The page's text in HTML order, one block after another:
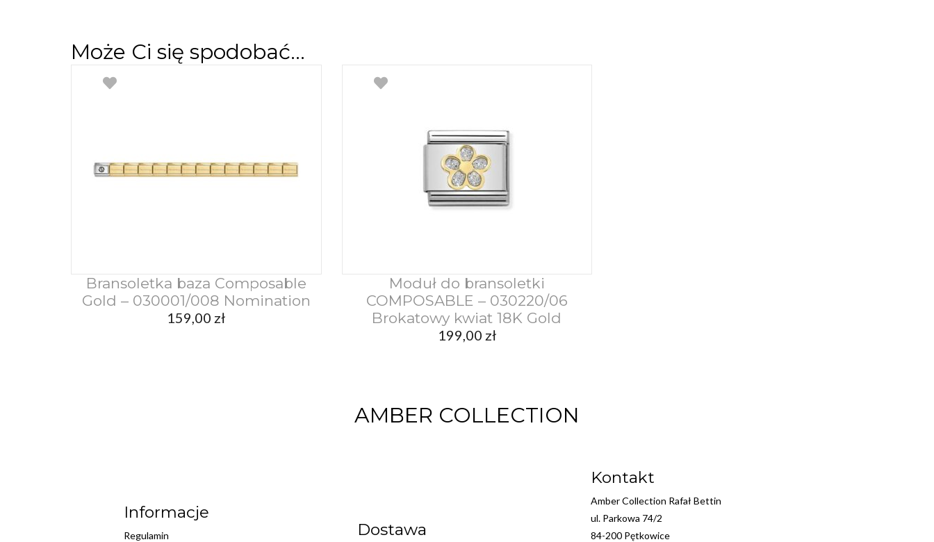
Może Ci się spodobać…
Dodaj do koszyka
Bransoletka baza Composable
Gold – 030001/008 Nomination
159,00 zł
Dodaj do koszyka
Moduł do bransoletki
COMPOSABLE – 030220/06
Brokatowy kwiat 18K Gold
199,00 zł
AMBER COLLECTION
Informacje
Regulamin
Dostawa
Kontakt
Amber Collection Rafał Bettin
ul. Parkowa 74/2
84-200 Pętkowice